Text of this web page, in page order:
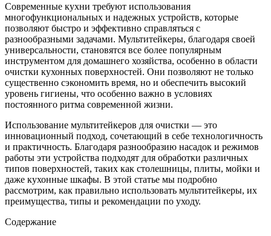
Современные кухни требуют использования
многофункциональных и надежных устройств, которые
позволяют быстро и эффективно справляться с
разнообразными задачами. Мультитейкеры, благодаря своей
универсальности, становятся все более популярным
инструментом для домашнего хозяйства, особенно в области
очистки кухонных поверхностей. Они позволяют не только
существенно сэкономить время, но и обеспечить высокий
уровень гигиены, что особенно важно в условиях
постоянного ритма современной жизни.
Использование мультитейкеров для очистки — это
инновационный подход, сочетающий в себе технологичность
и практичность. Благодаря разнообразию насадок и режимов
работы эти устройства подходят для обработки различных
типов поверхностей, таких как столешницы, плиты, мойки и
даже кухонные шкафы. В этой статье мы подробно
рассмотрим, как правильно использовать мультитейкеры, их
преимущества, типы и рекомендации по уходу.
Содержание